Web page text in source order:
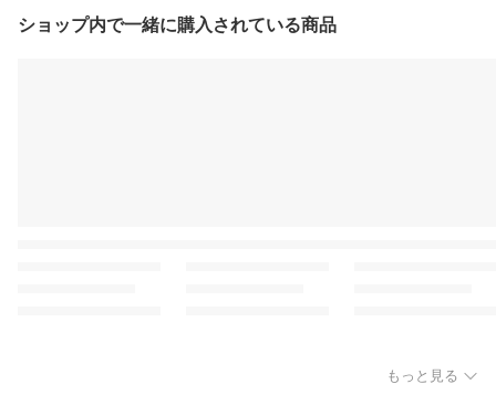
ショップ内で一緒に購入されている商品
もっと見る